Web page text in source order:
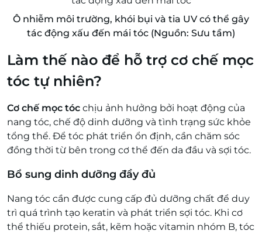
Ô nhiễm môi trường, khói bụi và tia UV có thể gây
tác động xấu đến mái tóc (Nguồn: Sưu tầm)
Làm thế nào để hỗ trợ cơ chế mọc
tóc tự nhiên?
Cơ chế mọc tóc chịu ảnh hưởng bởi hoạt động của
nang tóc, chế độ dinh dưỡng và tình trạng sức khỏe
tổng thể. Để tóc phát triển ổn định, cần chăm sóc
đồng thời từ bên trong cơ thể đến da đầu và sợi tóc.
Bổ sung dinh dưỡng đầy đủ
Nang tóc cần được cung cấp đủ dưỡng chất để duy
trì quá trình tạo keratin và phát triển sợi tóc. Khi cơ
thể thiếu protein, sắt, kẽm hoặc vitamin nhóm B, tóc